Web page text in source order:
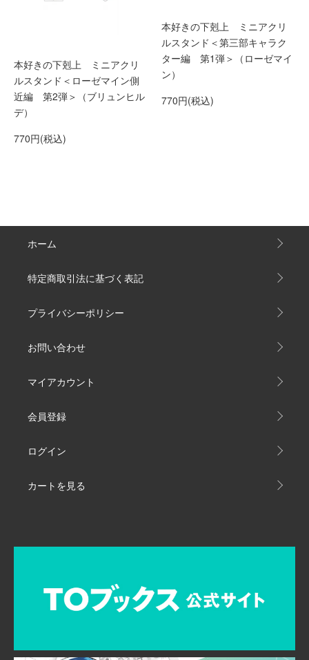
本好きの下剋上 ミニアクリ
ルスタンド＜ローゼマイン側
近編 第2弾＞（ブリュンヒル
デ）
770円(税込)
本好きの下剋上 ミニアクリ
ルスタンド＜第三部キャラク
ター編 第1弾＞（ローゼマイ
ン）
770円(税込)
ホーム
特定商取引法に基づく表記
プライバシーポリシー
お問い合わせ
マイアカウント
会員登録
ログイン
カートを見る